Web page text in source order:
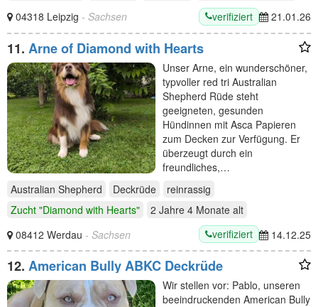
04318 Leipzig - Sachsen verifiziert 21.01.26
11. Arne of Diamond with Hearts
Unser Arne, ein wunderschöner,
typvoller red tri Australian
Shepherd Rüde steht
geeigneten, gesunden
Hündinnen mit Asca Papieren
zum Decken zur Verfügung. Er
überzeugt durch ein
freundliches,…
Australian Shepherd
Deckrüde
reinrassig
Zucht "Diamond with Hearts"
2 Jahre 4 Monate alt
08412 Werdau - Sachsen verifiziert 14.12.25
12. American Bully ABKC Deckrüde
Wir stellen vor: Pablo, unseren
beeindruckenden American Bully